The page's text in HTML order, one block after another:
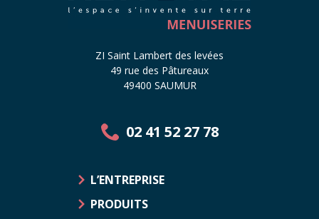
ZI Saint Lambert des levées
49 rue des Pâtureaux
49400 SAUMUR
02 41 52 27 78
L’ENTREPRISE
PRODUITS